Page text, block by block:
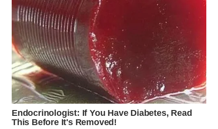
KALSEL
WN
KALTIM
WN
SULSEL
WN
GORONTALO